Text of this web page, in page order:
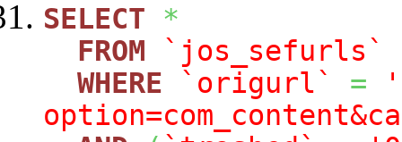
SELECT
*
FROM
`jos_sefurls`
WHERE
`origurl` =